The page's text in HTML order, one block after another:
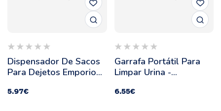
Dispensador De Sacos
Para Dejetos Emporio
Cor: Azul
5.97€
Garrafa Portátil Para
Limpar Urina -
Claro
6.55€